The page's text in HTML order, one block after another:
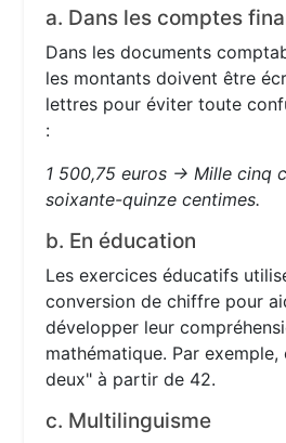
a. Dans les comptes
Dans les documents
les montants doivent être
lettres pour éviter toute
:
1 500,75 euros → Mille cinq
soixante-quinze centimes.
b. En éducation
Les exercices éducatifs
conversion de chiffre pour
développer leur
mathématique. Par
deux" à partir de 42.
c. Multilinguisme